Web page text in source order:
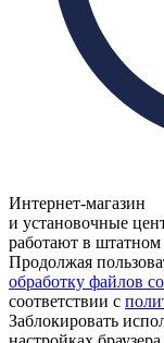
Интернет-магазин
и установочные
работают в
Продолжая
обработку файлов
соответствии с
Заблокировать